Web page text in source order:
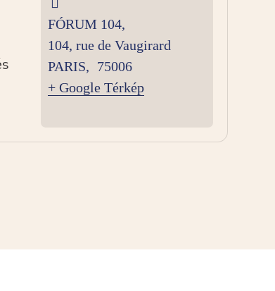
FÓRUM 104,
104, rue de Vaugirard
PARIS, 75006
+ Google Térkép